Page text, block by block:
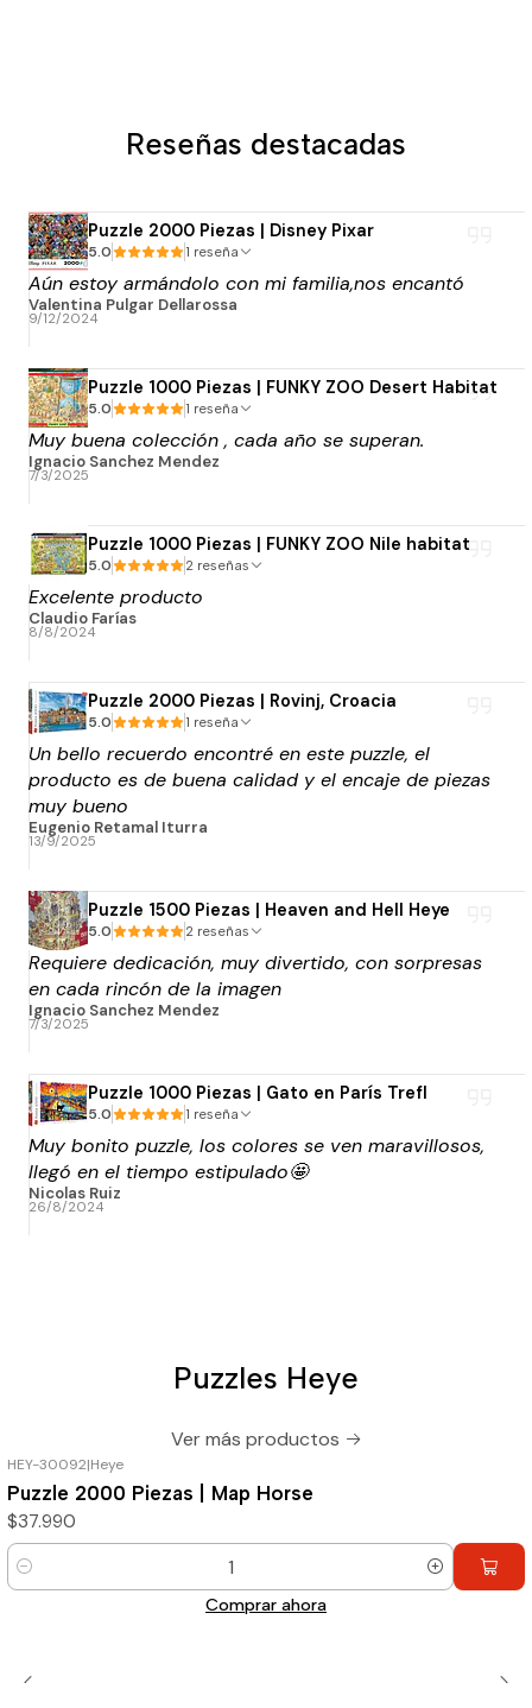
Reseñas destacadas
Puzzle 2000 Piezas | Disney Pixar
5.0 1 reseña
Aún estoy armándolo con mi familia,nos encantó
Valentina Pulgar Dellarossa
9/12/2024
Puzzle 1000 Piezas | FUNKY ZOO Desert Habitat
5.0 1 reseña
Muy buena colección , cada año se superan.
Ignacio Sanchez Mendez
7/3/2025
Puzzle 1000 Piezas | FUNKY ZOO Nile habitat
5.0 2 reseñas
Excelente producto
Claudio Farías
8/8/2024
Puzzle 2000 Piezas | Rovinj, Croacia
5.0 1 reseña
Un bello recuerdo encontré en este puzzle, el
producto es de buena calidad y el encaje de piezas
muy bueno
Eugenio Retamal Iturra
13/9/2025
Puzzle 1500 Piezas | Heaven and Hell Heye
5.0 2 reseñas
Requiere dedicación, muy divertido, con sorpresas
en cada rincón de la imagen
Ignacio Sanchez Mendez
7/3/2025
Puzzle 1000 Piezas | Gato en París Trefl
5.0 1 reseña
Muy bonito puzzle, los colores se ven maravillosos,
llegó en el tiempo estipulado🤩
Nicolas Ruiz
26/8/2024
Puzzles Heye
Ver más productos
HEY-30092|Heye
Puzzle 2000 Piezas | Map Horse
$37.990
Cantidad
Comprar ahora